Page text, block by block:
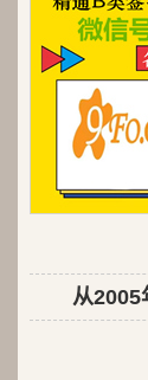
从2005